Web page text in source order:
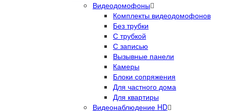
Видеодомофоны
Комплекты видеодомофонов
Без трубки
С трубкой
С записью
Вызывные панели
Камеры
Блоки сопряжения
Для частного дома
Для квартиры
Видеонаблюдение HD